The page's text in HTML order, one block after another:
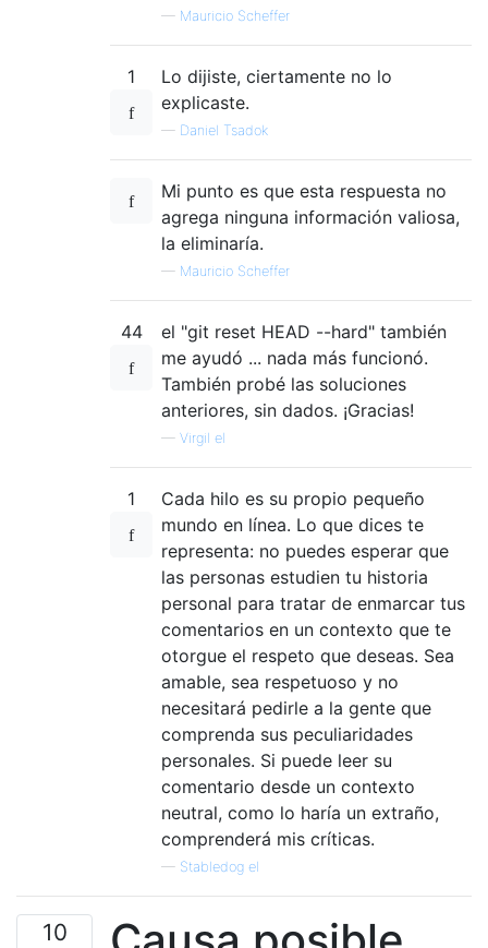
— Mauricio Scheffer
1
Lo dijiste, ciertamente no lo
explicaste.
— Daniel Tsadok
Mi punto es que esta respuesta no
agrega ninguna información valiosa,
la eliminaría.
— Mauricio Scheffer
44
el "git reset HEAD --hard" también
me ayudó ... nada más funcionó.
También probé las soluciones
anteriores, sin dados. ¡Gracias!
— Virgil el
1
Cada hilo es su propio pequeño
mundo en línea. Lo que dices te
representa: no puedes esperar que
las personas estudien tu historia
personal para tratar de enmarcar tus
comentarios en un contexto que te
otorgue el respeto que deseas. Sea
amable, sea respetuoso y no
necesitará pedirle a la gente que
comprenda sus peculiaridades
personales. Si puede leer su
comentario desde un contexto
neutral, como lo haría un extraño,
comprenderá mis críticas.
— Stabledog el
10